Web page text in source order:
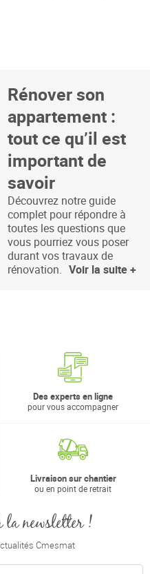
Rénover son
appartement :
tout ce qu’il est
important de
savoir
Découvrez notre guide
complet pour répondre à
toutes les questions que
vous pourriez vous poser
durant vos travaux de
rénovation. Voir la suite +
Des experts en ligne
pour vous accompagner
Livraison sur chantier
ou en point de retrait
newsletter !
Cmesmat